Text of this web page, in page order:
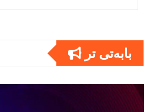
بابەتى تر